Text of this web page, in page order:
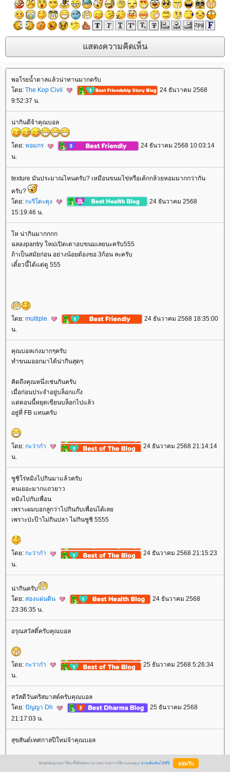
พอโรยน้ำตาลแล้วน่าทานมากครับ
ดย: The Kop Civil
24 ธันวาคม 2568
9:52:37 น.
น่ากินดีจ้าคุณบอล
ดย: หอมกร
24 ธันวาคม 2568 10:03:14
น.
texture มันประมาณไหนครับ? เหมือนขนมไข่หรือเค้กกล้วยหอมมากกว่ากัน
ครับ?
ดย: กะริโตะคุง
24 ธันวาคม 2568
15:19:46 น.
ห น่ากินมากกกก
ฉลองpantry ใหม่เปิดเตาอบขนมเลยนะครับ555
ถ้าเป็นสมัยก่อน อย่างน้อยต้องขอ 3ก้อน ละครับ
เดี๋ยวนี้ได้แต่ดู 555
ดย: multiple
24 ธันวาคม 2568 18:35:00
น.
คุณบอลเก่งมากๆครับ
ทำขนมออกมาได้น่ากินสุดๆ
คิดถึงคุณหนึ่งเช่นกันครับ
เมื่อก่อนประจำอยู่บล็อกแก๊ง
ต่ตอนนี้หยุดเขียนบล็อกไปแล้ว
อยู่ที่ FB แทนครับ
ดย: กะว่าก๋า
24 ธันวาคม 2568 21:14:14
น.
ซูชิโร่หมิงไปกินมาแล้วครับ
คนเยอะมากแถวยาว
หมิงไปกับเพื่อน
เพราะผมบอกลูกว่าไปกินกับเพื่อนได้เล
เพราะป่ะป๊าไม่กินปลา ไม่กินซูชิ 5555
ดย: กะว่าก๋า
24 ธันวาคม 2568 21:15:23
น.
น่ากินครับ
ดย: สองแผ่นดิน
24 ธันวาคม 2568
23:36:35 น.
อรุณสวัสดิ์ครับคุณบอล
ดย: กะว่าก๋า
25 ธันวาคม 2568 5:26:34
น.
สวัสดีวันคริสมาสต์ครับคุณบอล
ดย: ปัญญา Dh
25 ธันวาคม 2568
21:17:03 น.
สุขสันต์เทศกาลปีใหม่จ้าคุณบอล
BlogGang.com ใช้คุกกี้เพื่อพัฒนาประสบการณ์การใช้งานของคุณ อ่านเพิ่มเติมได้ที่นี่